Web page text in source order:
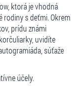
ktorá je vhodná
rodiny s deťmi. Okrem
prídu známi
uvidíte
súťaže
účely.